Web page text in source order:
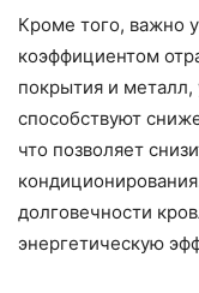
Кроме того, важно
коэффициентом
покрытия и
способствуют
что позволяет
долговечности
энергетическую